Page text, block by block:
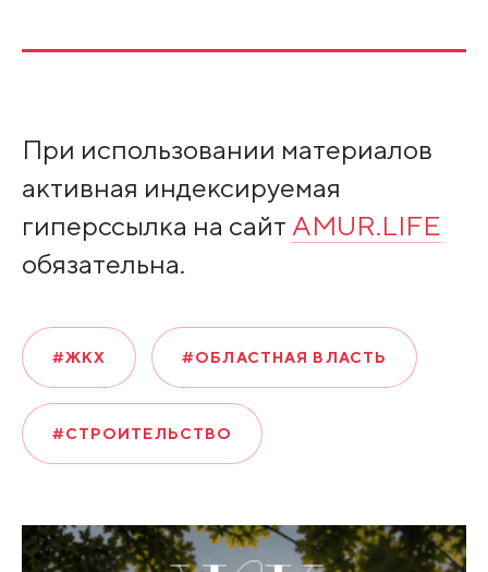
При использовании материалов
активная индексируемая
гиперссылка на сайт AMUR.LIFE
обязательна.
#ЖКХ #ОБЛАСТНАЯ ВЛАСТЬ
#СТРОИТЕЛЬСТВО